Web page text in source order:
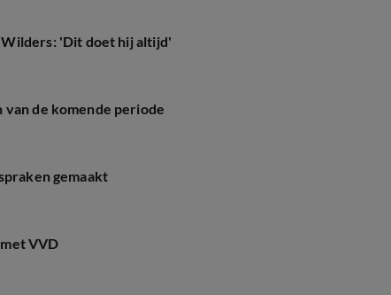
'Dit doet hij altijd'
de komende periode
gemaakt
VVD